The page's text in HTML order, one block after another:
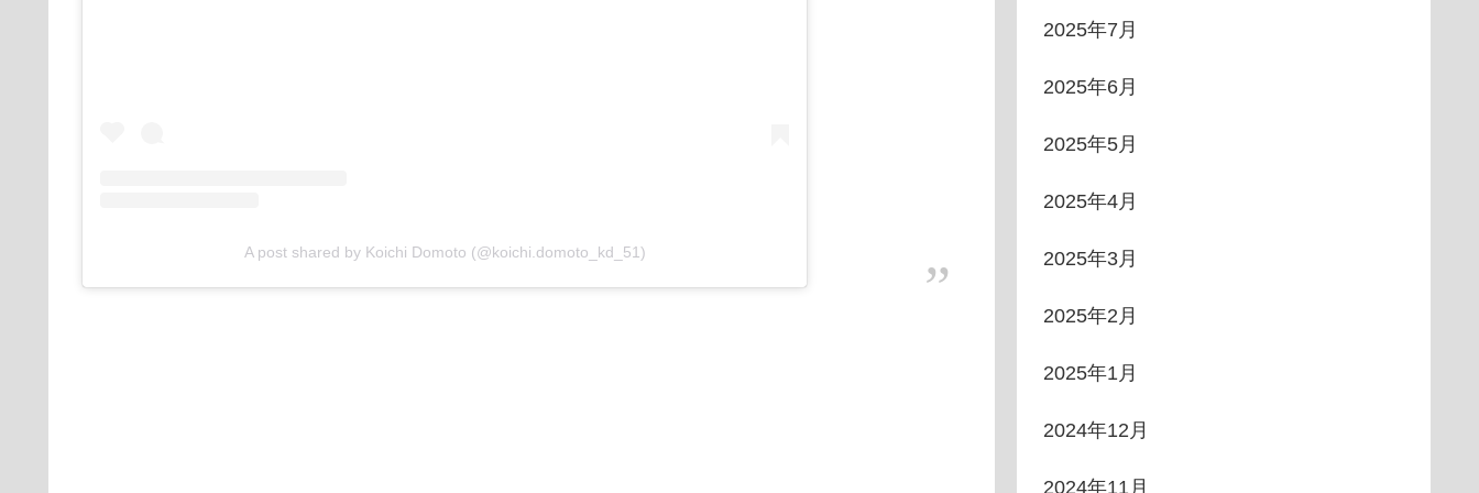
A post shared by Koichi Domoto (@koichi.domoto_kd_51)
2025年7月
2025年6月
2025年5月
2025年4月
2025年3月
2025年2月
2025年1月
2024年12月
2024年11月